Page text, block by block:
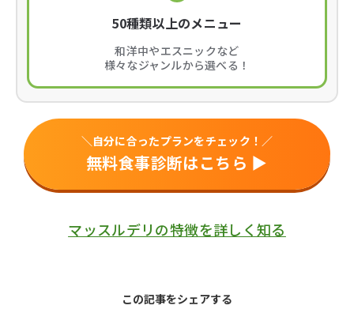
50種類以上のメニュー
和洋中やエスニックなど
様々なジャンルから選べる！
＼自分に合ったプランをチェック！／
無料食事診断はこちら ▶︎
マッスルデリの特徴を詳しく知る
この記事をシェアする